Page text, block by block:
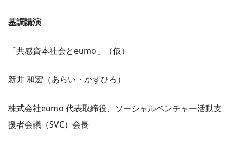
基調講演
「共感資本社会とeumo」（仮）
新井 和宏（あらい・かずひろ）
株式会社eumo 代表取締役、ソーシャルベンチャー活動支
援者会議（SVC）会長